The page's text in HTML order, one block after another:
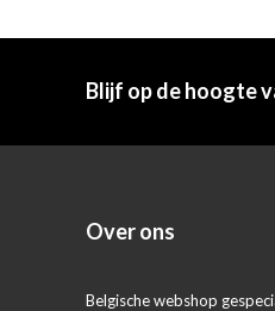
Blijf op de hoogte
Over ons
Belgische webshop